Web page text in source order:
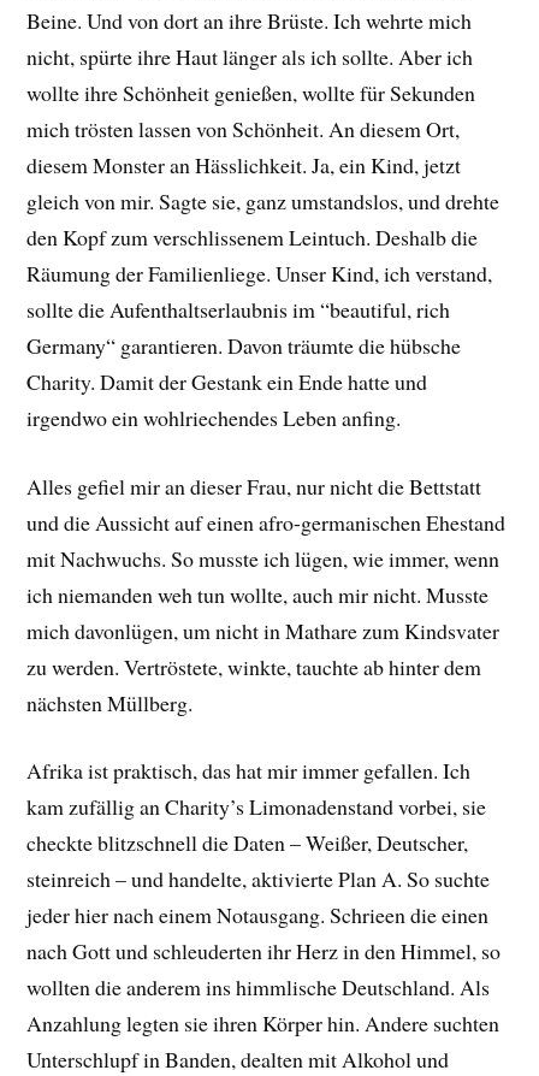
Beine. Und von dort an ihre Brüste. Ich wehrte mich
nicht, spürte ihre Haut länger als ich sollte. Aber ich
wollte ihre Schönheit genießen, wollte für Sekunden
mich trösten lassen von Schönheit. An diesem Ort,
diesem Monster an Hässlichkeit. Ja, ein Kind, jetzt
gleich von mir. Sagte sie, ganz umstandslos, und drehte
den Kopf zum verschlissenem Leintuch. Deshalb die
Räumung der Familienliege. Unser Kind, ich verstand,
sollte die Aufenthaltserlaubnis im “beautiful, rich
Germany“ garantieren. Davon träumte die hübsche
Charity. Damit der Gestank ein Ende hatte und
irgendwo ein wohlriechendes Leben anfing.
Alles gefiel mir an dieser Frau, nur nicht die Bettstatt
und die Aussicht auf einen afro-germanischen Ehestand
mit Nachwuchs. So musste ich lügen, wie immer, wenn
ich niemanden weh tun wollte, auch mir nicht. Musste
mich davonlügen, um nicht in Mathare zum Kindsvater
zu werden. Vertröstete, winkte, tauchte ab hinter dem
nächsten Müllberg.
Afrika ist praktisch, das hat mir immer gefallen. Ich
kam zufällig an Charity’s Limonadenstand vorbei, sie
checkte blitzschnell die Daten – Weißer, Deutscher,
steinreich – und handelte, aktivierte Plan A. So suchte
jeder hier nach einem Notausgang. Schrieen die einen
nach Gott und schleuderten ihr Herz in den Himmel, so
wollten die anderem ins himmlische Deutschland. Als
Anzahlung legten sie ihren Körper hin. Andere suchten
Unterschlupf in Banden, dealten mit Alkohol und